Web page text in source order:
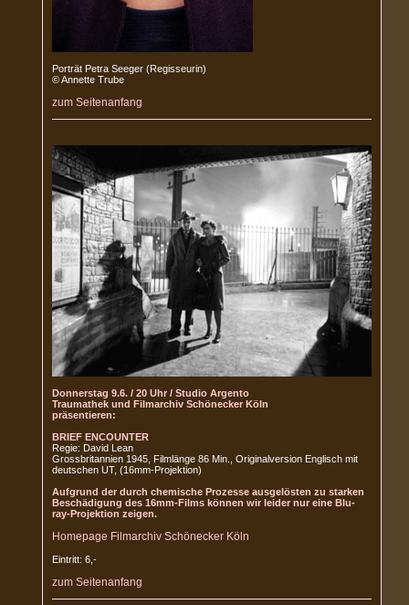
Porträt Petra Seeger (Regisseurin)
© Annette Trube
zum Seitenanfang
Donnerstag 9.6. / 20 Uhr / Studio Argento
Traumathek und Filmarchiv Schönecker Köln
präsentieren:
BRIEF ENCOUNTER
Regie: David Lean
Grossbritannien 1945, Filmlänge 86 Min., Originalversion Englisch mit
deutschen UT, (16mm-Projektion)
Aufgrund der durch chemische Prozesse ausgelösten zu starken
Beschädigung des 16mm-Films können wir leider nur eine Blu-
ray-Projektion zeigen.
Homepage Filmarchiv Schönecker Köln
Eintritt: 6,-
zum Seitenanfang